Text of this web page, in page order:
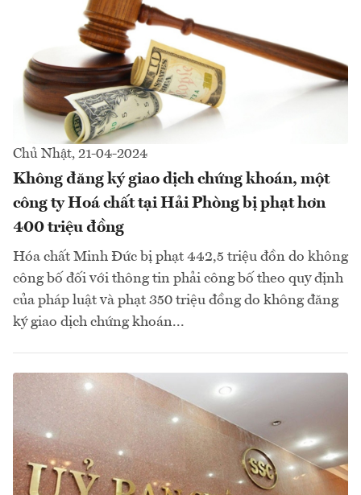
Chủ Nhật, 21-04-2024
Không đăng ký giao dịch chứng khoán, một
công ty Hoá chất tại Hải Phòng bị phạt hơn
400 triệu đồng
Hóa chất Minh Đức bị phạt 442,5 triệu đồn do không
công bố đối với thông tin phải công bố theo quy định
của pháp luật và phạt 350 triệu đồng do không đăng
ký giao dịch chứng khoán...